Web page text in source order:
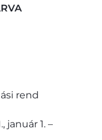
rend
január 1. –